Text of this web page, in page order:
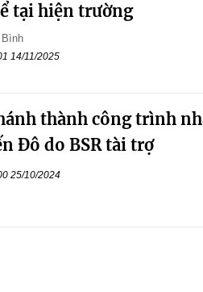
tại hiện trường
Bình
14/11/2025
thành công trình
Đô do BSR tài trợ
25/10/2024